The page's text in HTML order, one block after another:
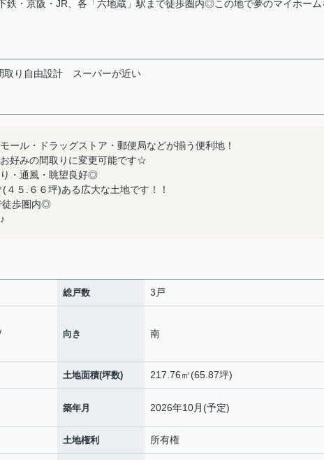
鉄・京阪・JR、各「六地蔵」駅まで徒歩圏内◎この地で夢のマイホーム
取り自由設計 スーパーが近い
ール・ドラッグストア・郵便局などが揃う便利地！
好みの間取りに変更可能です☆
・通風・眺望良好◎
５.６６坪)ある広大な土地です！！
徒歩圏内◎
総戸数 3戸
向き 南
土地面積(坪数) 217.76㎡(65.87坪)
築年月 2026年10月(予定)
土地権利 所有権